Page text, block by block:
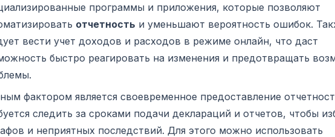
программы и приложения, которые позволяют
отчетность и уменьшают вероятность ошибок.
вести учет доходов и расходов в режиме онлайн, что даст
быстро реагировать на изменения и предотвращать
фактором является своевременное предоставление
следить за сроками подачи деклараций и отчетов, чтобы
и неприятных последствий. Для этого можно использовать